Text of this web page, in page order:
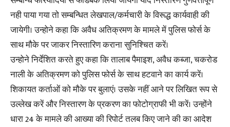
नही पाया गया तो सम्बन्धित लेखपाल/कर्मचारी के विरूद्ध कार्यवाही की
जायेगी। उन्होने कहा कि अवैध अतिक्रमण के मामले में पुलिस फोर्स के
साथ मौके पर जाकर निस्तारिण कराना सुनिश्चित करें।
उन्होने निर्देशित करते हुए कहा कि तालाब पैमाइश, अवैध कब्जा, चकरोड
नाली के अतिक्रमण को पुलिस फोर्स के साथ हटवाने का कार्य करें।
शिकायत कर्ताओं को मौके पर बुलाएं। उसके नहीं आने पर लिखित रूप से
उल्लेख करें और निस्तारण के प्रकरण का फोटोग्राफी भी करें। उन्होंने
धारा 24 के मामले की आख्या की रिपोर्ट तलब किए जाने की का आदेश